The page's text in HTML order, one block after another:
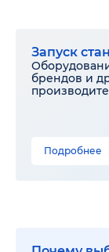
Запуск
брендов и
Подробнее